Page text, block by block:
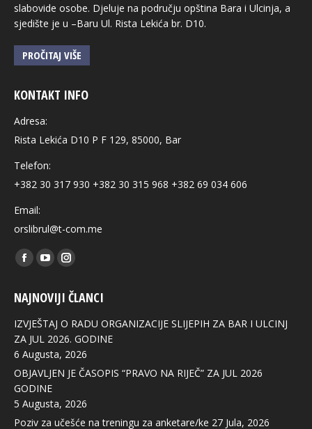
slabovide osobe. Djeluje na području opština Bara i Ulcinja, a
sjedište je u –Baru Ul. Rista Lekića br. D10.
PROČITAJ VIŠE
KONTAKT INFO
Adresa:
Rista Lekića D10 P F 129, 85000, Bar
Telefon:
+382 30 317 930 +382 30 315 968 +382 69 034 606
Email:
orslibrul@t-com.me
Find us on:
Facebook
opens
in
new
window
YouTube
opens
in
new
window
Instagram
opens
in
new
window
NAJNOVIJI ČLANCI
IZVJEŠTAJ O RADU ORGANIZACIJE SLIJEPIH ZA BAR I ULCINJ
ZA JUL 2026. GODINE
6 Augusta, 2026
OBJAVLJEN JE ČASOPIS “PRAVO NA RIJEČ” ZA JUL 2026
GODINE
5 Augusta, 2026
Poziv za učešće na treningu za anketare/ke 27 Jula, 2026